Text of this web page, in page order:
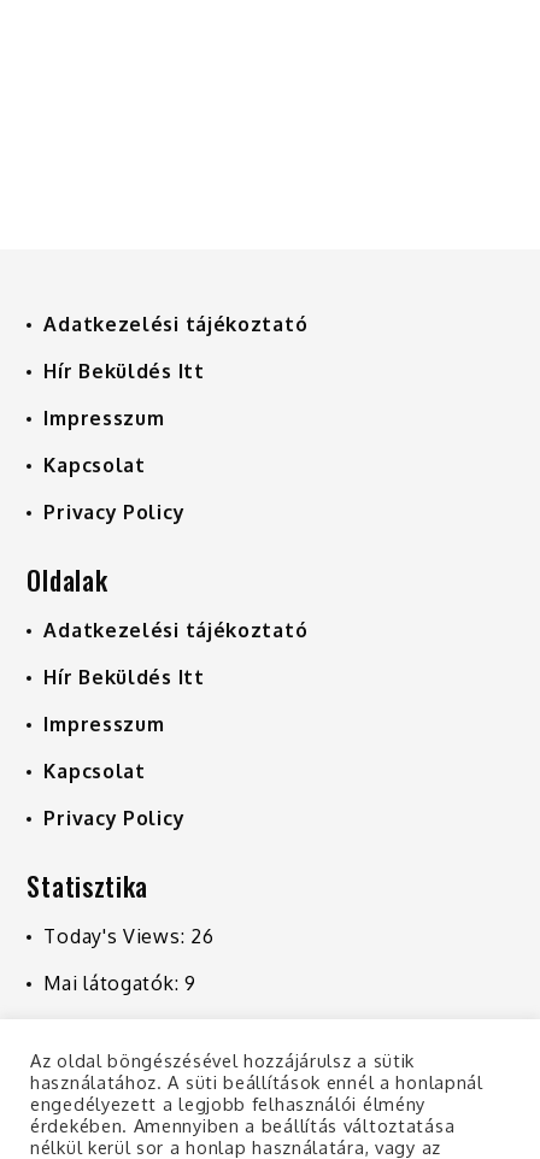
Adatkezelési tájékoztató
Hír Beküldés Itt
Impresszum
Kapcsolat
Privacy Policy
Oldalak
Adatkezelési tájékoztató
Hír Beküldés Itt
Impresszum
Kapcsolat
Privacy Policy
Statisztika
Today's Views: 26
Mai látogatók: 9
Last 30 Days Views:1 053
Last 365 Days Views:10 905
Az oldal böngészésével hozzájárulsz a sütik
használatához. A süti beállítások ennél a honlapnál
engedélyezett a legjobb felhasználói élmény
érdekében. Amennyiben a beállítás változtatása
nélkül kerül sor a honlap használatára, vagy az